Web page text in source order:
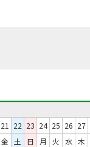
21 22 23 24 25 26 27
金
土 日 月 火 水 木